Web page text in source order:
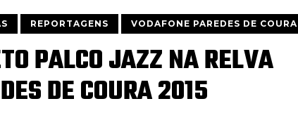
REPORTAGENS VODAFONE PAREDES DE COURA
PALCO JAZZ NA RELVA
DE COURA 2015